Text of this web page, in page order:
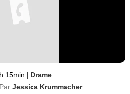
15min | Drame
Par Jessica Krummacher